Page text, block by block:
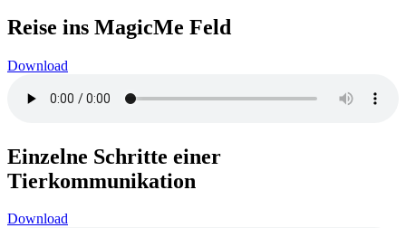
Reise ins MagicMe Feld
Download
Einzelne Schritte einer
Tierkommunikation
Download